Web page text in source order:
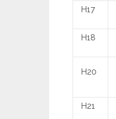
H17
H18
H20
H21